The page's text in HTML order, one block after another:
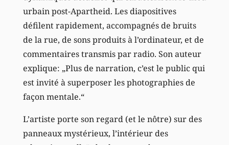
urbain post-Apartheid. Les diapositives
défilent rapidement, accompagnés de bruits
de la rue, de sons produits à l’ordinateur, et de
commentaires transmis par radio. Son auteur
explique: „Plus de narration, c’est le public qui
est invité à superposer les photographies de
façon mentale.“
L’artiste porte son regard (et le nôtre) sur des
panneaux mystérieux, l’intérieur des